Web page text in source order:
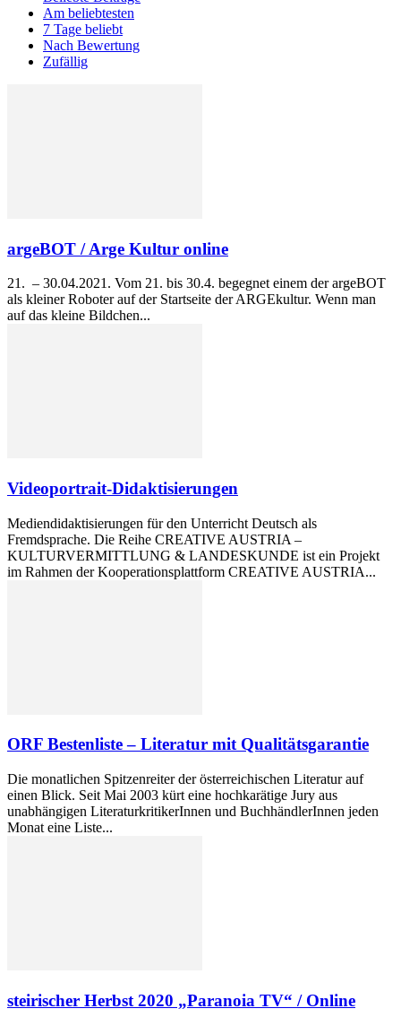
Am beliebtesten
7 Tage beliebt
Nach Bewertung
Zufällig
argeBOT / Arge Kultur online
21. – 30.04.2021. Vom 21. bis 30.4. begegnet einem der argeBOT
als kleiner Roboter auf der Startseite der ARGEkultur. Wenn man
auf das kleine Bildchen...
Videoportrait-Didaktisierungen
Mediendidaktisierungen für den Unterricht Deutsch als
Fremdsprache. Die Reihe CREATIVE AUSTRIA –
KULTURVERMITTLUNG & LANDESKUNDE ist ein Projekt
im Rahmen der Kooperationsplattform CREATIVE AUSTRIA...
ORF Bestenliste – Literatur mit Qualitätsgarantie
Die monatlichen Spitzenreiter der österreichischen Literatur auf
einen Blick. Seit Mai 2003 kürt eine hochkarätige Jury aus
unabhängigen LiteraturkritikerInnen und BuchhändlerInnen jeden
Monat eine Liste...
steirischer Herbst 2020 „Paranoia TV“ / Online